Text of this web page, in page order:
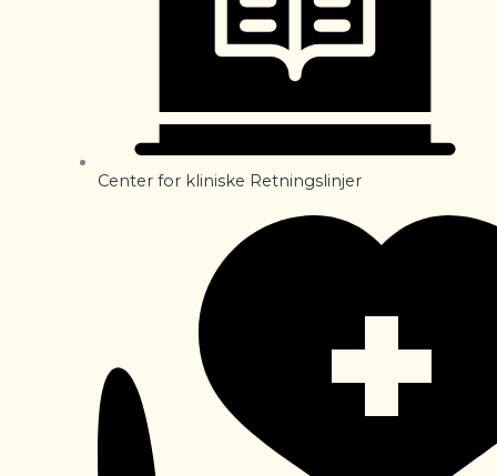
Center for kliniske Retningslinjer